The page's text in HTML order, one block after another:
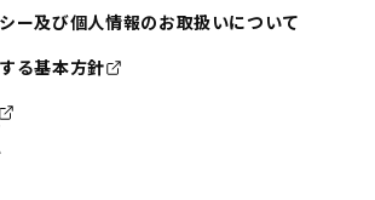
ー及び個人情報のお取扱いについて
る基本方針